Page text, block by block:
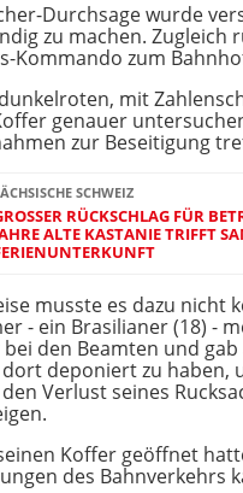
Durchsage wurde
zu machen. Zugleich
Kommando zum
mit
genauer
zur Beseitigung
SCHWEIZ
RÜCKSCHLAG FÜR
ALTE KASTANIE TRIFFT
musste es dazu nicht
- ein Brasilianer (18) -
den Beamten und gab
deponiert zu haben,
Verlust seines
Koffer geöffnet
des Bahnverkehrs